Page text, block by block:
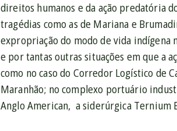
direitos humanos e da ação predatória
tragédias como as de Mariana e
expropriação do modo de vida indígena
e por tantas outras situações em que a
como no caso do Corredor Logístico de
Maranhão; no complexo portuário
Anglo American, a siderúrgica Ternium